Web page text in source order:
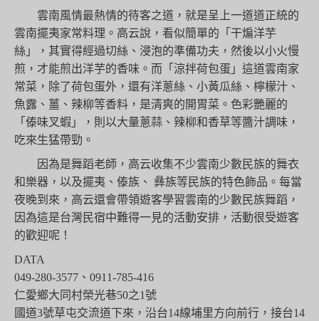
雲南風情最熱情的待客之道，就是呈上一道道正統的
雲南擺夷家常料理。高云說，看似簡單的「干煸洋芋
絲」，其實得經過切絲、浸泡的準備功夫，然後以小火慢
煎，才能煎出洋芋的香味。而「涼拌荷包蛋」這道雲南家
常菜，除了荷包蛋外，還有洋蔥絲、小黃瓜絲、檸檬汁、
魚露、薑、辣柳等香料，是清爽的開胃菜。色彩艷麗的
「傣味叉蝦」，則以大量蔥蒜、辣柳和香草等醬汁調味，
吃來生猛帶勁。
因為是舞蹈老師，高云收集不少雲南少數民族的舞衣
和樂器，以及擺夷、傣族、 彝族等民族的特色飾品。每當
夜晚到來，高云還會帶領遊客學習雲南的少數民族舞蹈，
因為這是台灣民宿中難得一見的活動安排，活動很受遊客
的歡迎呢！
DATA
049-280-3577、0911-785-416
仁愛鄉大同村榮光巷50之1號
國道3號草屯交流道下來，沿台14線埔里方向前行，接台14